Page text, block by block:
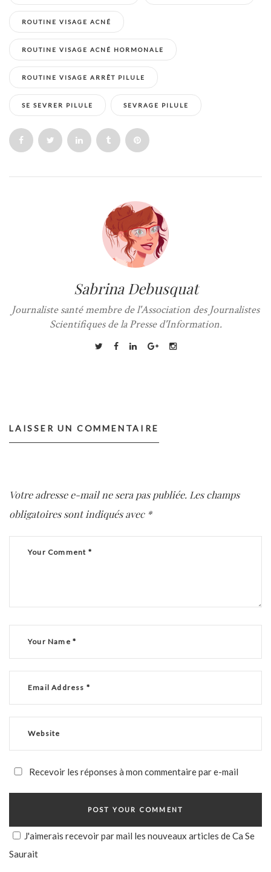
ROUTINE VISAGE ACNÉ
ROUTINE VISAGE ACNÉ HORMONALE
ROUTINE VISAGE ARRÊT PILULE
SE SEVRER PILULE SEVRAGE PILULE
Sabrina Debusquat
Journaliste santé membre de l'Association des Journalistes
Scientifiques de la Presse d'Information.
LAISSER UN COMMENTAIRE
Votre adresse e-mail ne sera pas publiée. Les champs
obligatoires sont indiqués avec *
Recevoir les réponses à mon commentaire par e-mail
J'aimerais recevoir par mail les nouveaux articles de Ca Se
Saurait